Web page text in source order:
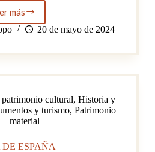
más
EL
MANTÓN20 de mayo de 2024
cultural,Historia y
y turismo,Patrimonio
material
ESPAÑA